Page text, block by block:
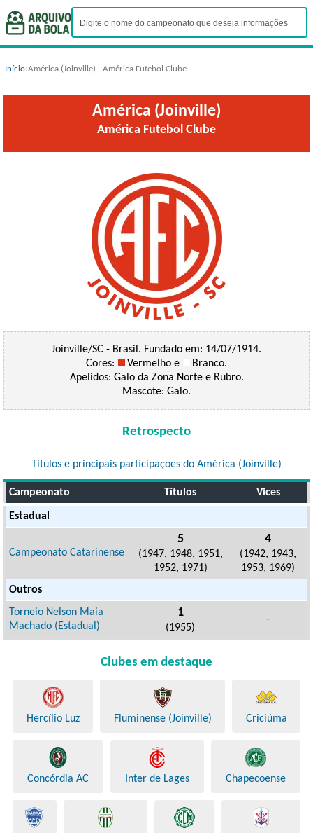
Início›América (Joinville) - América Futebol Clube
América (Joinville)
América Futebol Clube
Joinville/SC - Brasil. Fundado em: 14/07/1914.
Cores:
Vermelho e
Branco.
Apelidos: Galo da Zona Norte e Rubro.
Mascote: Galo.
Retrospecto
Títulos e principais participações do América (Joinville)
Campeonato Títulos Vices
Estadual
Campeonato Catarinense
5
(1947, 1948, 1951,
1952, 1971)
4
(1942, 1943,
1953, 1969)
Outros
Torneio Nelson Maia
Machado (Estadual)
1
(1955)
-
Clubes em destaque
Hercílio Luz Fluminense (Joinville) Criciúma
Concórdia AC Inter de Lages Chapecoense